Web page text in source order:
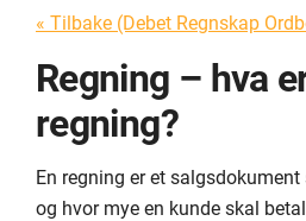
« Tilbake (Debet Regnskap
Regning – hva
regning?
En regning er et
og hvor mye en kunde skal